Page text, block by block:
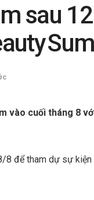
sau 12
vào cuối tháng 8
8 để tham dự sự